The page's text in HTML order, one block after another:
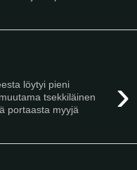
›
löytyi pieni
tsekkiläinen
portaasta myyjä